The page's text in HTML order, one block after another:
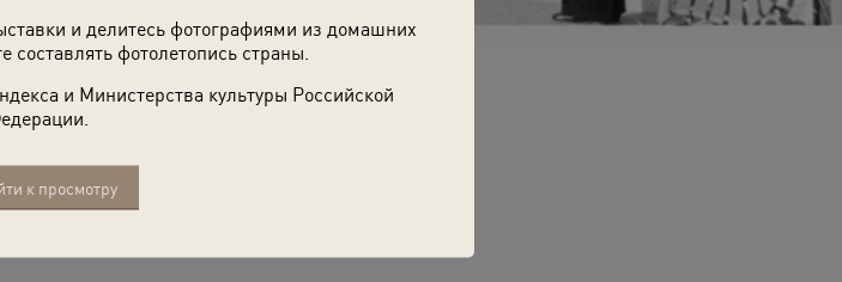
и делитесь фотографиями из домашних
фотолетопись страны.
и Министерства культуры Российской
к просмотру